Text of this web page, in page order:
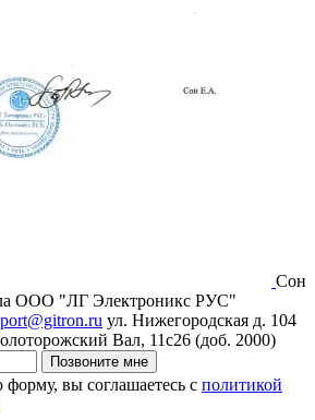
Сон
ООО "ЛГ Электроникс РУС"
ул. Нижегородская д. 104
Вал, 11с26 (доб. 2000)
Позвоните мне
вы соглашаетесь с политикой